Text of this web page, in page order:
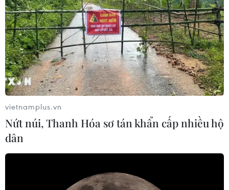
thiết lập quan hệ Đối tác toàn diện với Việt Nam mà còn
là một trong những đối tác thương mại tiềm năng của
Việt Nam.
vietnamplus.vn
Nứt núi, Thanh Hóa sơ tán khẩn cấp nhiều hộ
dân